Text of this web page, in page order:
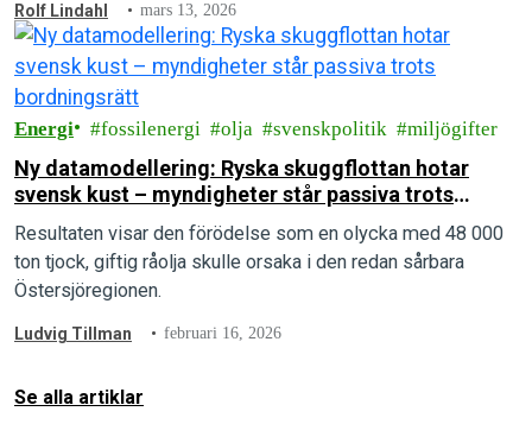
Rolf Lindahl mars 13, 2026
Energi fossilenergi olja svenskpolitik miljögifter
Ny datamodellering: Ryska skuggflottan hotar
svensk kust – myndigheter står passiva trots
bordningsrätt
Resultaten visar den förödelse som en olycka med 48 000
ton tjock, giftig råolja skulle orsaka i den redan sårbara
Östersjöregionen.
Ludvig Tillman februari 16, 2026
Se alla artiklar